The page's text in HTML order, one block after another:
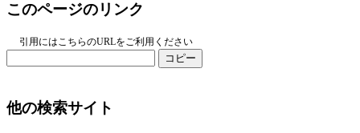
このページのリンク
引用にはこちらのURLをご利用ください
コピー
他の検索サイト